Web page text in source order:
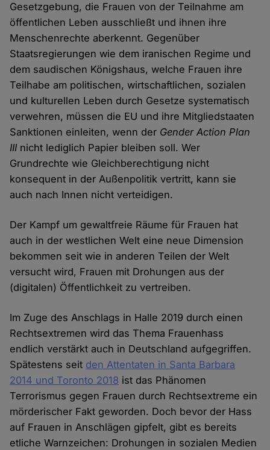
Gesetzgebung, die Frauen von der Teilnahme am
öffentlichen Leben ausschließt und ihnen ihre
Menschenrechte aberkennt. Gegenüber
Staatsregierungen wie dem iranischen Regime und
dem saudischen Königshaus, welche Frauen ihre
Teilhabe am politischen, wirtschaftlichen, sozialen
und kulturellen Leben durch Gesetze systematisch
verwehren, müssen die EU und ihre Mitgliedstaaten
Sanktionen einleiten, wenn der Gender Action Plan
III nicht lediglich Papier bleiben soll. Wer
Grundrechte wie Gleichberechtigung nicht
konsequent in der Außenpolitik vertritt, kann sie
auch nach Innen nicht verteidigen.
Der Kampf um gewaltfreie Räume für Frauen hat
auch in der westlichen Welt eine neue Dimension
bekommen seit wie in anderen Teilen der Welt
versucht wird, Frauen mit Drohungen aus der
(digitalen) Öffentlichkeit zu vertreiben.
Im Zuge des Anschlags in Halle 2019 durch einen
Rechtsextremen wird das Thema Frauenhass
endlich verstärkt auch in Deutschland aufgegriffen.
Spätestens seit den Attentaten in Santa Barbara
2014 und Toronto 2018 ist das Phänomen
Terrorismus gegen Frauen durch Rechtsextreme ein
mörderischer Fakt geworden. Doch bevor der Hass
auf Frauen in Anschlägen gipfelt, gibt es bereits
etliche Warnzeichen: Drohungen in sozialen Medien